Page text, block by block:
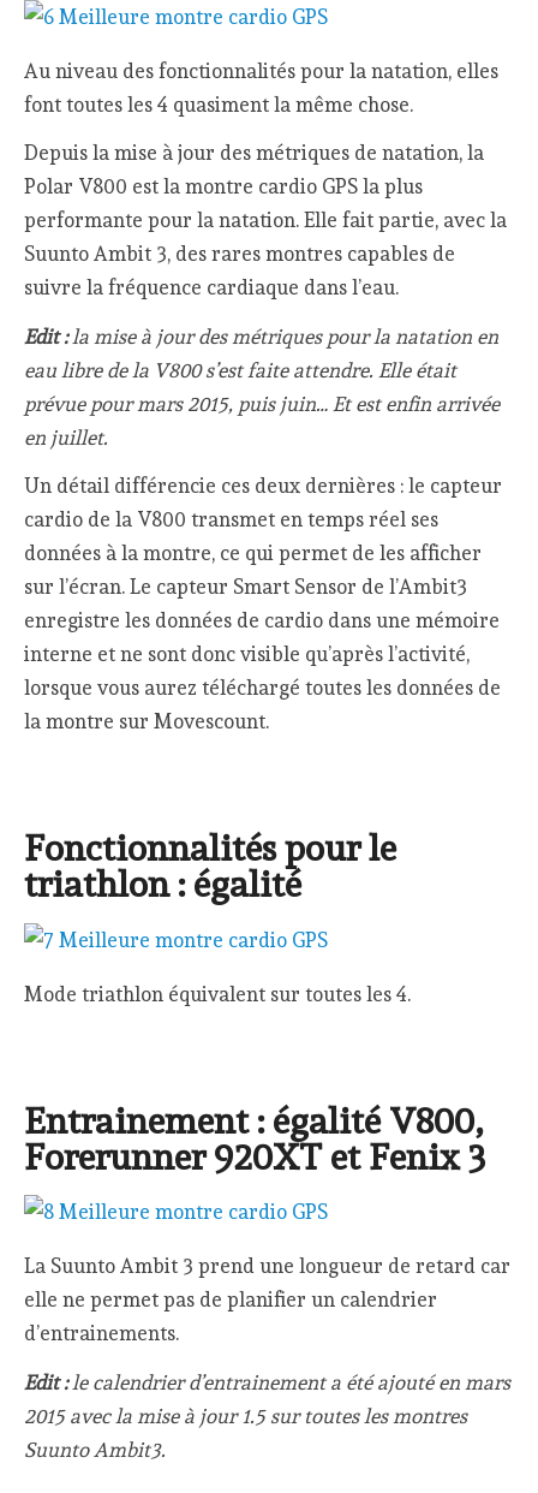
Au niveau des fonctionnalités pour la natation, elles
font toutes les 4 quasiment la même chose.
Depuis la mise à jour des métriques de natation, la
Polar V800 est la montre cardio GPS la plus
performante pour la natation. Elle fait partie, avec la
Suunto Ambit 3, des rares montres capables de
suivre la fréquence cardiaque dans l’eau.
Edit :la mise à jour des métriques pour la natation en
eau libre de la V800 s’est faite attendre. Elle était
prévue pour mars 2015, puis juin… Et est enfin arrivée
en juillet.
Un détail différencie ces deux dernières : le capteur
cardio de la V800 transmet en temps réel ses
données à la montre, ce qui permet de les afficher
sur l’écran. Le capteur Smart Sensor de l’Ambit3
enregistre les données de cardio dans une mémoire
interne et ne sont donc visible qu’après l’activité,
lorsque vous aurez téléchargé toutes les données de
la montre sur Movescount.
Fonctionnalités pour le
triathlon : égalité
Mode triathlon équivalent sur toutes les 4.
Entrainement : égalité V800,
Forerunner 920XT et Fenix 3
La Suunto Ambit 3 prend une longueur de retard car
elle ne permet pas de planifier un calendrier
d’entrainements.
Edit :le calendrier d’entrainement a été ajouté en mars
2015 avec la mise à jour 1.5 sur toutes les montres
Suunto Ambit3.